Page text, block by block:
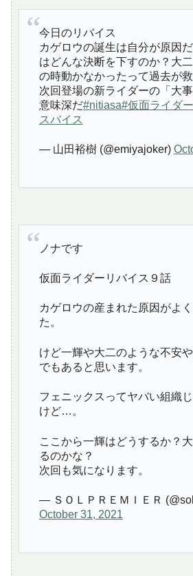
今日のリバイス
カゲロウの誕生は自分が原因
はどんな決断を下すのか？大
の時動かなかったって過去が
次回登場の新ライダーの「大
意味深だ#nitiasa#仮面ライダ
スバイス
— 山田裕樹 (@emiyajoker)
ノナです
仮面ライダーリバイス９話
カゲロウの産まれた原因がよ
た。
けど一輝や大二のような不安
でもあると思います。
フェニックスってヤバい組織
けど…。
ここから一輝はどうするか？
るのかな？
次回も気になります。
— ＳＯＬＰＲＥＭＩＥＲ
October 31, 2021